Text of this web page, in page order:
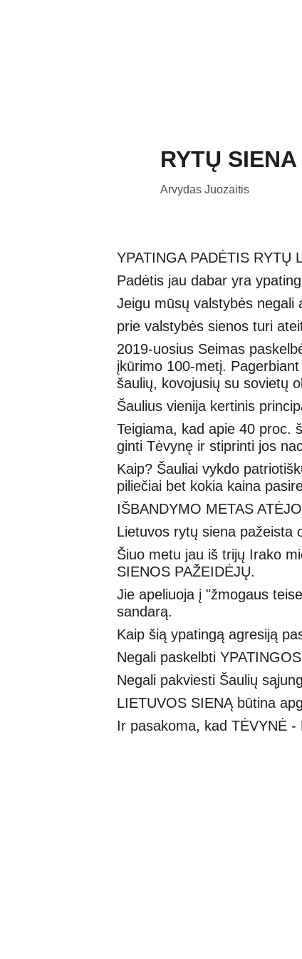
RYTŲ
Arvydas Juozaitis
YPATINGA PADĖTIS RYTŲ
Padėtis jau dabar yra
Jeigu mūsų valstybės negali
prie valstybės sienos turi
2019-uosius Seimas
įkūrimo 100-metį.
šaulių, kovojusių su sovietų
Šaulius vienija kertinis
Teigiama, kad apie 40 proc.
ginti Tėvynę ir stiprinti jos
Kaip? Šauliai vykdo
piliečiai bet kokia kaina
IŠBANDYMO METAS
Lietuvos rytų siena pažeista
Šiuo metu jau iš trijų Irako
SIENOS PAŽEIDĖJŲ.
Jie apeliuoja į "žmogaus
sandarą.
Kaip šią ypatingą agresiją
Negali paskelbti
Negali pakviesti Šaulių
LIETUVOS SIENĄ būtina
Ir pasakoma, kad TĖVYNĖ -